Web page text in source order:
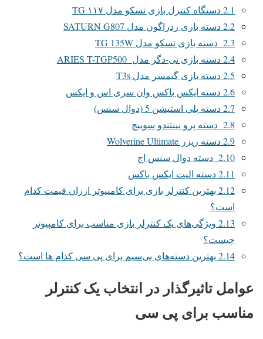
2.1دستگاه کنترل بازی تسکو مدل TG ۱۱۷
2.2دسته بازی ردراگون مدل SATURN G807
2.3 دسته بازی تسکو مدل TG 135W
2.4دسته بازی تی-دگر مدل ARIES T-TGP500
2.5دسته بازی گیمسر مدل T3s
2.6دسته ایکس باکس وان سری اس و ایکس
2.7دسته پلی استیشن 5 (دوال سنس)
2.8 دسته پرو نینتندو سوییچ
2.9دسته ریزر Wolverine Ultimate
2.10 دسته دوال سنس اج
2.11دسته الیت ایکس باکس
2.12 بهترین کنترلر بازی برای کامپیوتر ارزان قیمت کدام
است؟
2.13 ویژگی‌های یک کنترلر بازی مناسب برای کامپیوتر
چیست؟
2.14 بهترین دسته‌های بی‌سیم برای پی سی کدام ها است؟
عوامل تاثیرگذار در انتخاب یک کنترلر
مناسب برای پی سی